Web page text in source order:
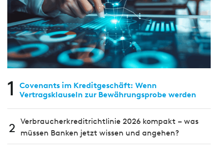
1
Covenants im Kreditgeschäft: Wenn
Vertragsklauseln zur Bewährungsprobe werden
2 Verbraucherkreditrichtlinie 2026 kompakt – was
müssen Banken jetzt wissen und angehen?